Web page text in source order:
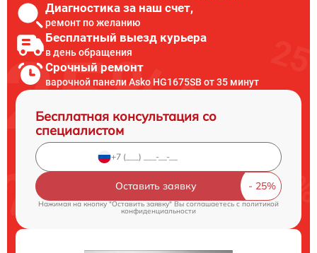
Диагностика за наш счет,
ремонт по желанию
Бесплатный выезд курьера
в день обращения
Срочный ремонт
варочной панели Asko HG1675SB от 35 минут
Бесплатная консультация со
специалистом
Оставить заявку
Нажимая на кнопку "Оставить заявку" Вы соглашаетесь cполитикой
конфиденциальности